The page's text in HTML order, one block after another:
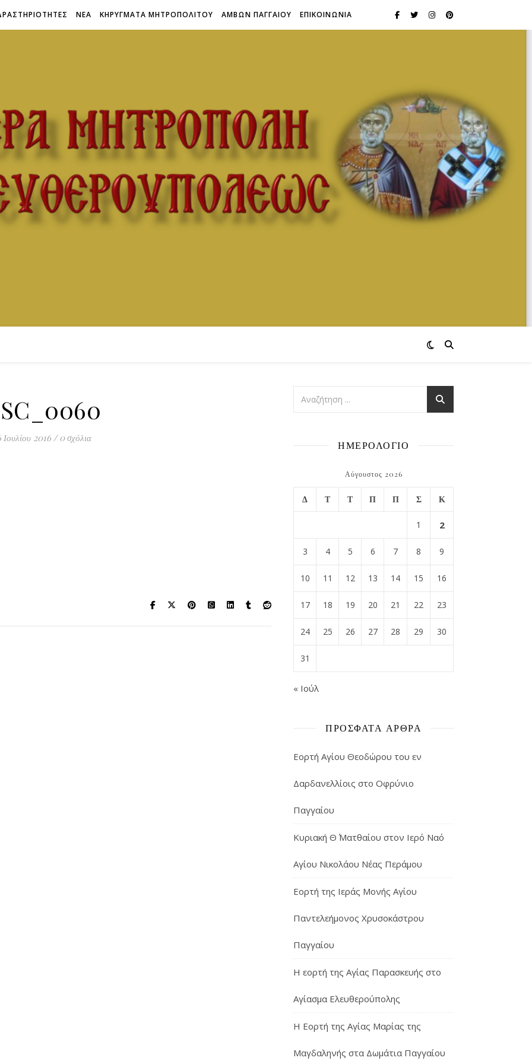
ΝΕΑ ΚΗΡΥΓΜΑΤΑ ΜΗΤΡΟΠΟΛΙΤΟΥ ΑΜΒΩΝ ΠΑΓΓΑΙΟΥ ΕΠΙΚΟΙΝΩΝΙΑ
Ιουλίου 2016 / 0 σχόλια
ΗΜΕΡΟΛΟΓΙΟ
Αύγουστος 2026
Δ Τ Τ Π Π Σ Κ
1 2
3 4 5 6 7 8 9
10 11 12 13 14 15 16
17 18 19 20 21 22 23
24 25 26 27 28 29 30
31
« Ιούλ
ΠΡΌΣΦΑΤΑ ΆΡΘΡΑ
Εορτή Αγίου Θεοδώρου του εν
Δαρδανελλίοις στο Οφρύνιο
Παγγαίου
Κυριακή Θ΄ Ματθαίου στον Ιερό Ναό
Αγίου Νικολάου Νέας Περάμου
Εορτή της Ιεράς Μονής Αγίου
Παντελεήμονος Χρυσοκάστρου
Παγγαίου
Η εορτή της Αγίας Παρασκευής στο
Αγίασμα Ελευθερούπολης
H Εορτή της Αγίας Μαρίας της
Μαγδαληνής στα Δωμάτια Παγγαίου